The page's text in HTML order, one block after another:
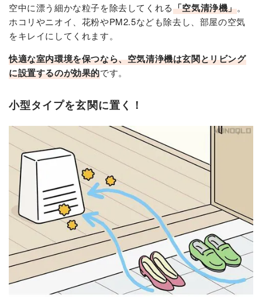
空中に漂う細かな粒子を除去してくれる「空気清浄機」。
ホコリやニオイ、花粉やPM2.5なども除去し、部屋の空気
をキレイにしてくれます。
快適な室内環境を保つなら、空気清浄機は玄関とリビング
に設置するのが効果的です。
小型タイプを玄関に置く！